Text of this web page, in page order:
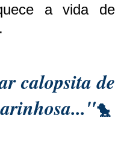
a vida de
calopsita de
🐤